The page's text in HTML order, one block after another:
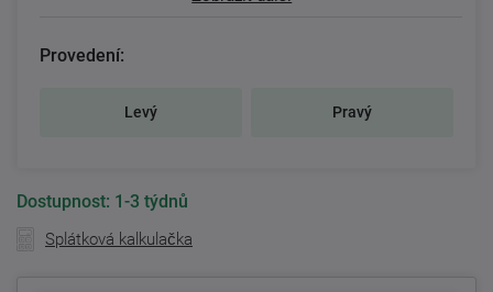
Provedení:
Levý Pravý
Dostupnost: 1-3 týdnů
Splátková kalkulačka